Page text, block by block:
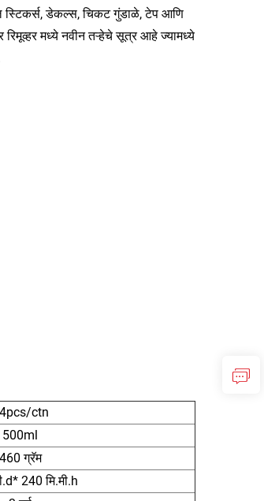
स्टिकर्स, डेकल्स, चिकट गुंडाळे, टेप आणि
मध्ये नवीन तऱ्हेचे सूत्र आहे ज्यामध्ये
ctn
500ml
460 ग्रॅम
240 मि.मी.h